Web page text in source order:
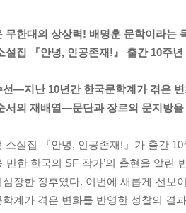
무한대의 상상력! 배명훈 문학이라는
설집 『안녕, 인공존재!』 출간 10주
선―지난 10년간 한국문학계가 겪은
서의 재배열―문단과 장르의 문지방
소설집 『안녕, 인공존재!』가 출간
만한 한국의 SF 작가’의 출현을 알린
장한 징후였다. 이번에 새롭게 선보
학계가 겪은 변화를 반영한 성찰의 결